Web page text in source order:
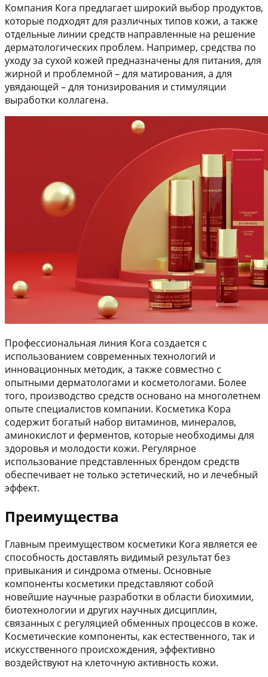
Компания Kora предлагает широкий выбор продуктов,
которые подходят для различных типов кожи, а также
отдельные линии средств направленные на решение
дерматологических проблем. Например, средства по
уходу за сухой кожей предназначены для питания, для
жирной и проблемной – для матирования, а для
увядающей – для тонизирования и стимуляции
выработки коллагена.
Профессиональная линия Kora создается с
использованием современных технологий и
инновационных методик, а также совместно с
опытными дерматологами и косметологами. Более
того, производство средств основано на многолетнем
опыте специалистов компании. Косметика Кора
содержит богатый набор витаминов, минералов,
аминокислот и ферментов, которые необходимы для
здоровья и молодости кожи. Регулярное
использование представленных брендом средств
обеспечивает не только эстетический, но и лечебный
эффект.
Преимущества
Главным преимуществом косметики Kora является ее
способность доставлять видимый результат без
привыкания и синдрома отмены. Основные
компоненты косметики представляют собой
новейшие научные разработки в области биохимии,
биотехнологии и других научных дисциплин,
связанных с регуляцией обменных процессов в коже.
Косметические компоненты, как естественного, так и
искусственного происхождения, эффективно
воздействуют на клеточную активность кожи.